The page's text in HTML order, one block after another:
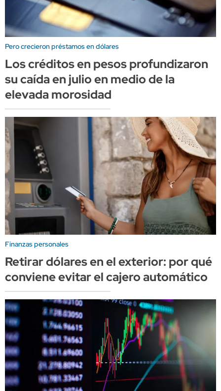
Pero crecieron préstamos en dólares
Los créditos en pesos profundizaron
su caída en julio en medio de la
elevada morosidad
Finanzas personales
Retirar dólares en el exterior: por qué
conviene evitar el cajero automático